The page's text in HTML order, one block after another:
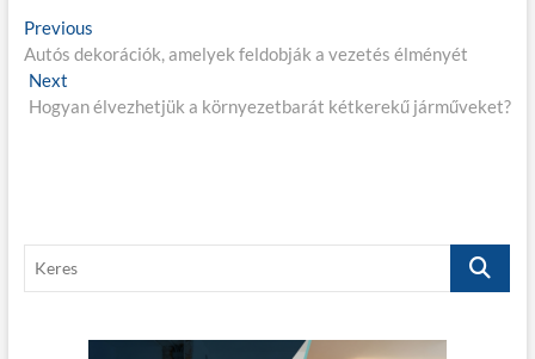
B
e
j
z
é
Previous
r
v
s
:
Autós dekorációk, amelyek feldobják a vezetés élményét
Next
e
t
:
Hogyan élvezhetjük a környezetbarát kétkerekű járműveket?